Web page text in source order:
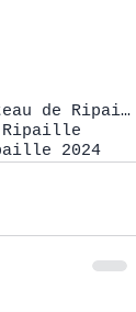
animation mariage Château de Ripaille
Ripaille
2024